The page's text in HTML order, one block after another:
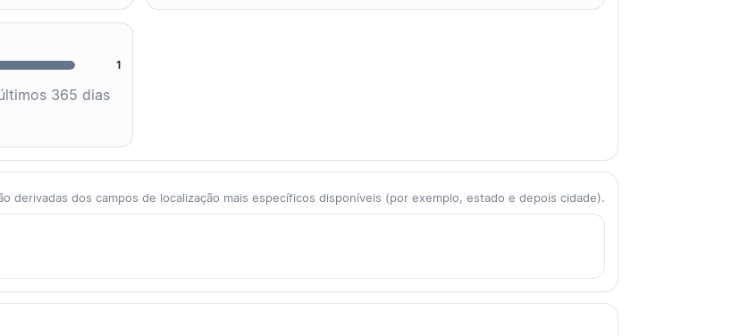
1
365 dias
derivadas dos campos de localização mais específicos disponíveis (por exemplo, estado e depois cidade).